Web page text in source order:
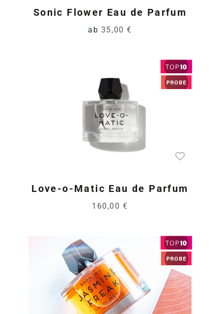
Sonic Flower Eau de Parfum
ab 35,00 €
Love-o-Matic Eau de Parfum
160,00 €